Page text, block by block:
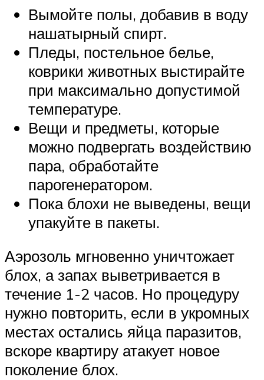
Вымойте полы, добавив в воду
нашатырный спирт.
Пледы, постельное белье,
коврики животных выстирайте
при максимально допустимой
температуре.
Вещи и предметы, которые
можно подвергать воздействию
пара, обработайте
парогенератором.
Пока блохи не выведены, вещи
упакуйте в пакеты.
Аэрозоль мгновенно уничтожает
блох, а запах выветривается в
течение 1-2 часов. Но процедуру
нужно повторить, если в укромных
местах остались яйца паразитов,
вскоре квартиру атакует новое
поколение блох.